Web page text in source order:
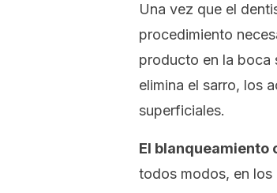
Una vez que el
procedimiento
producto en la boca
elimina el sarro, los
superficiales.
El blanqueamiento
todos modos, en los